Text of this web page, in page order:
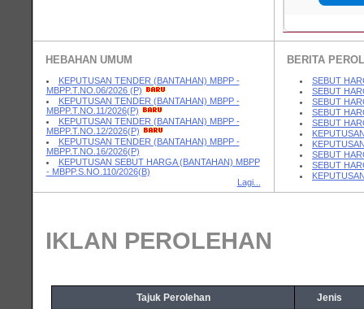
HEBAHAN UMUM
KEPUTUSAN TENDER (BANTAHAN) MBPP -
MBPP.T.NO.06/2026 (P)
KEPUTUSAN TENDER (BANTAHAN) MBPP -
MBPP.T.NO.11/2026(P)
KEPUTUSAN TENDER (BANTAHAN) MBPP -
MBPP.T.NO.12/2026(P)
KEPUTUSAN TENDER (BANTAHAN) MBPP -
MBPP.T.NO.16/2026(P)
KEPUTUSAN SEBUT HARGA (BANTAHAN) MBPP
- MBPP.S.NO.110/2026(B)
Lagi...
BERITA
SEBUT
SEBUT
SEBUT
SEBUT
SEBUT
SEBUT
SEBUT
IKLAN PEROLEHAN
Tajuk Perolehan
Jenis